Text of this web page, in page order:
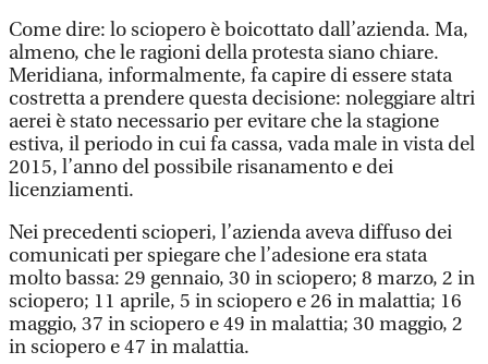
Come dire: lo sciopero è boicottato dall’azienda. Ma,
almeno, che le ragioni della protesta siano chiare.
Meridiana, informalmente, fa capire di essere stata
costretta a prendere questa decisione: noleggiare altri
aerei è stato necessario per evitare che la stagione
estiva, il periodo in cui fa cassa, vada male in vista del
2015, l’anno del possibile risanamento e dei
licenziamenti.
Nei precedenti scioperi, l’azienda aveva diffuso dei
comunicati per spiegare che l’adesione era stata
molto bassa: 29 gennaio, 30 in sciopero; 8 marzo, 2 in
sciopero; 11 aprile, 5 in sciopero e 26 in malattia; 16
maggio, 37 in sciopero e 49 in malattia; 30 maggio, 2
in sciopero e 47 in malattia.